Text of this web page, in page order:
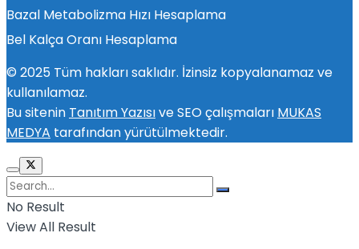
Bazal Metabolizma Hızı Hesaplama
Bel Kalça Oranı Hesaplama
© 2025 Tüm hakları saklıdır. İzinsiz kopyalanamaz ve
kullanılamaz.
Bu sitenin Tanıtım Yazısıve SEO çalışmaları MUKAS
MEDYA tarafından yürütülmektedir.
No Result
View All Result